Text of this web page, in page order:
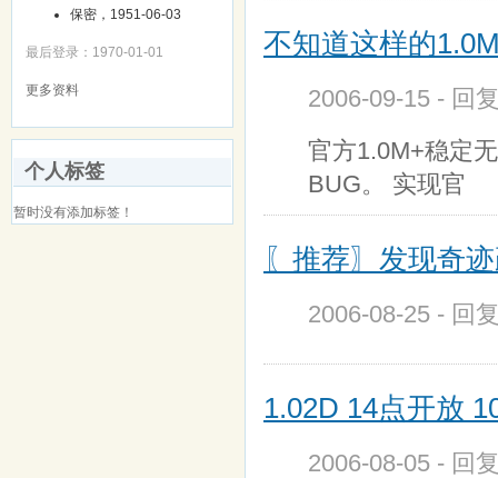
保密，1951-06-03
最后登录：1970-01-01
更多资料
个人标签
暂时没有添加标签！
不知道这样的
2006-09-15 - 回
官方1.0M+稳定
BUG。 实现官
〖推荐〗发现奇
2006-08-25 - 回
1.02D 14点开放
2006-08-05 - 回